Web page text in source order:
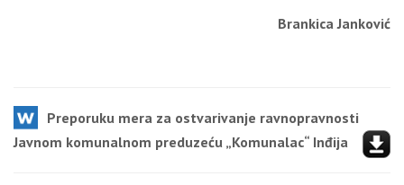
Brankica Janković
Preporuku mera za ostvarivanje ravnopravnosti
Javnom komunalnom preduzeću „Komunalac“ Inđija